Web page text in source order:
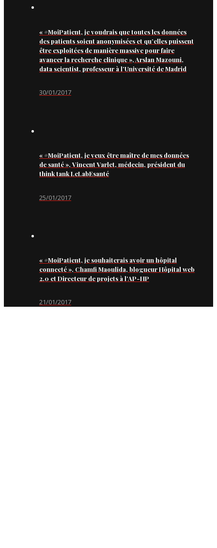
« #MoiPatient, je voudrais que toutes les données
des patients soient anonymisées et qu’elles puissent
être exploitées de manière massive pour faire
avancer la recherche clinique », Arslan Mazouni,
data scientist, professeur à l’Université de Madrid
30/01/2017
« #MoiPatient, je veux être maître de mes données
de santé », Vincent Varlet, médecin, président du
think tank LeLabEsanté
25/01/2017
« #MoiPatient, je souhaiterais avoir un hôpital
connecté », Chamfi Maoulida, blogueur Hôpital web
2.0 et Directeur de projets à l’AP-HP
21/01/2017